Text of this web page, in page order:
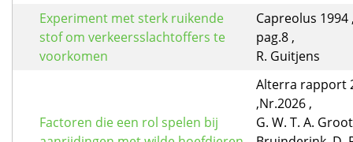
Experiment met sterk ruikende
stof om verkeersslachtoffers te
voorkomen
Capreolus 1994
pag.8 ,
R. Guitjens
Factoren die een rol spelen bij
Alterra rapport
,Nr.2026 ,
G. W. T. A. Groot